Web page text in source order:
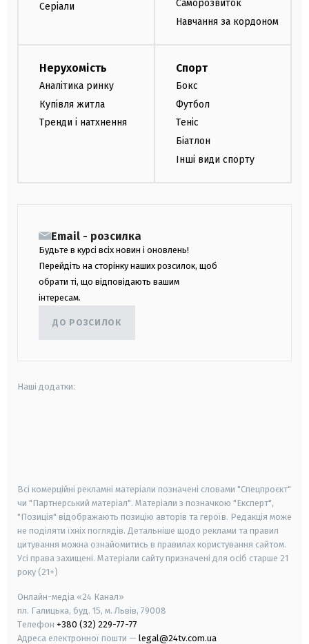
Серіали
Саморозвиток
Навчання за кордоном
Нерухомість
Аналітика ринку
Купівля житла
Тренди і натхнення
Спорт
Бокс
Футбол
Теніс
Біатлон
Інші види спорту
Email - розсилка
Будьте в курсі всіх новин і оновлень!
Перейдіть на сторінку наших розсилок, щоб
обрати ті, що відповідають вашим
інтересам.
ДО РОЗСИЛОК
Наші додатки:
Всі комерційні рекламні матеріали позначені словами "Спецпроєкт"
чи "Партнерський матеріал". Матеріали з позначкою "Експерт",
"Позиція" відображають позицію авторів та героїв. Редакція може
не поділяти їхніх поглядів. Детальніше щодо реклами та правил
цитування можна ознайомитись в правилах користування сайтом.
Усі права захищені. Матеріали сайту призначені для осіб старше 21
року (21+)
Онлайн-медіа «24 Канал»
пл. Галицька, буд. 15, м. Львів, 79008
Телефон +380 (32) 229-77-77
Адреса електронної пошти — legal@24tv.com.ua